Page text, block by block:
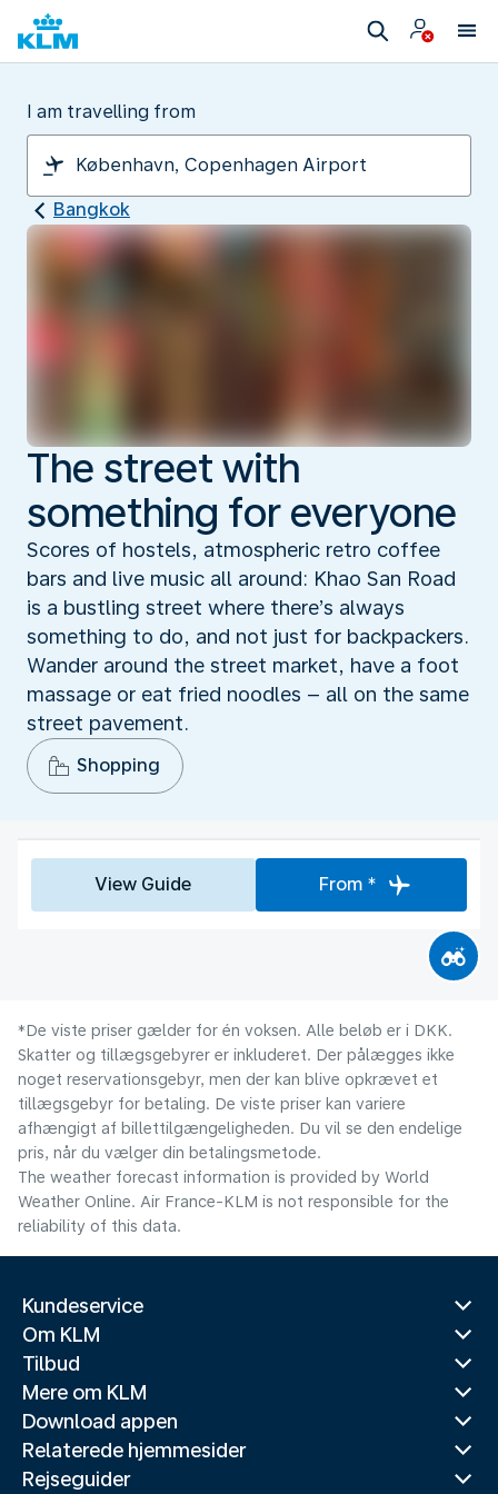
I am travelling from
Bangkok
The street with
something for everyone
Scores of hostels, atmospheric retro coffee
bars and live music all around: Khao San Road
is a bustling street where there’s always
something to do, and not just for backpackers.
Wander around the street market, have a foot
massage or eat fried noodles – all on the same
street pavement.
Shopping
View Guide From *
*De viste priser gælder for én voksen. Alle beløb er i DKK.
Skatter og tillægsgebyrer er inkluderet. Der pålægges ikke
noget reservationsgebyr, men der kan blive opkrævet et
tillægsgebyr for betaling. De viste priser kan variere
afhængigt af billettilgængeligheden. Du vil se den endelige
pris, når du vælger din betalingsmetode.
The weather forecast information is provided by World
Weather Online. Air France-KLM is not responsible for the
reliability of this data.
Kundeservice
Om KLM
Tilbud
Mere om KLM
Download appen
Relaterede hjemmesider
Rejseguider